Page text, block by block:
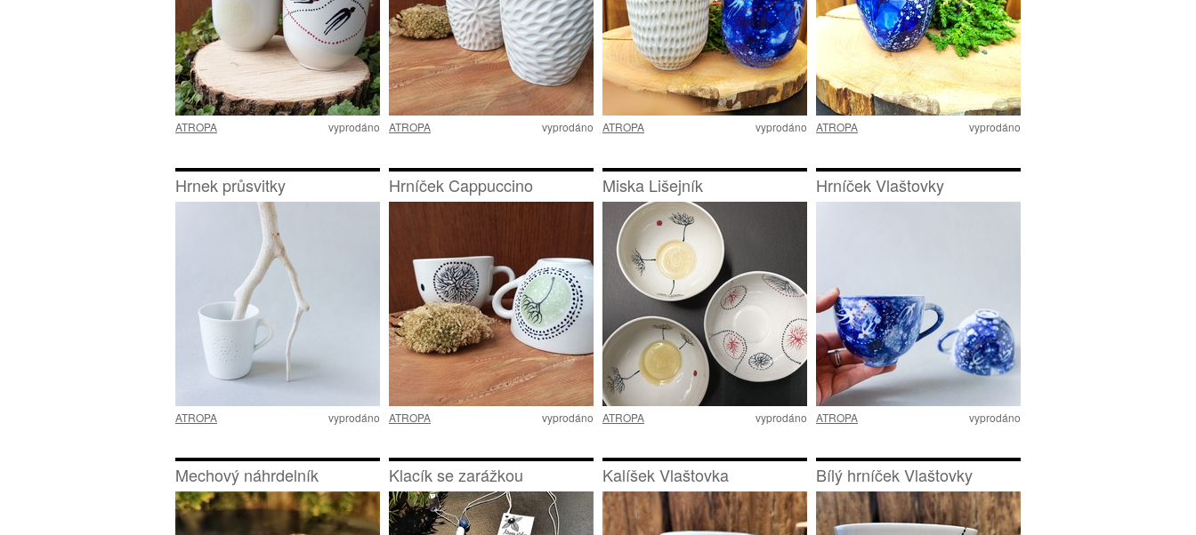
ATROPA vyprodáno ATROPA vyprodáno ATROPA vyprodáno ATROPA vyprodáno
Hrnek průsvitky
ATROPA vyprodáno
Hrníček Cappuccino
ATROPA vyprodáno
Miska Lišejník
ATROPA vyprodáno
Hrníček Vlaštovky
ATROPA vyprodáno
Mechový náhrdelník Klacík se zarážkou Kalíšek Vlaštovka Bílý hrníček Vlaštovky